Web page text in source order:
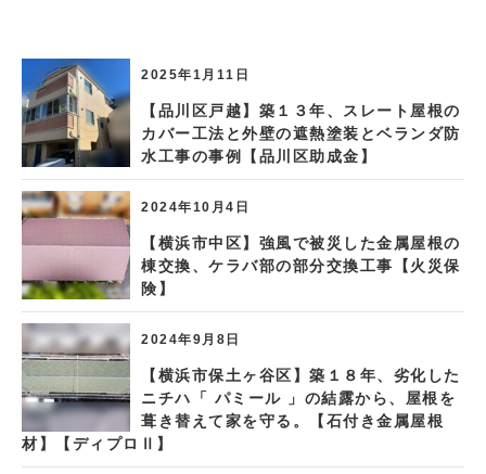
2025年1月11日
【品川区戸越】築１３年、スレート屋根の
カバー工法と外壁の遮熱塗装とベランダ防
水工事の事例【品川区助成金】
2024年10月4日
【横浜市中区】強風で被災した金属屋根の
棟交換、ケラバ部の部分交換工事【火災保
険】
2024年9月8日
【横浜市保土ヶ谷区】築１８年、劣化した
ニチハ「 パミール 」の結露から、屋根を
葺き替えて家を守る。【石付き金属屋根
材】【ディプロⅡ】